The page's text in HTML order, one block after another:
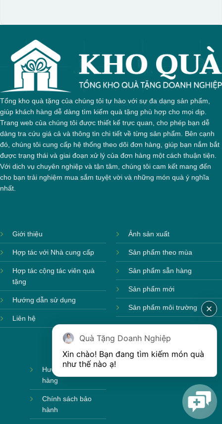
Tổng kho quà tặng của chúng tôi tự hào với sự đa dạng sản phẩm,
giúp khách hàng dễ dàng tìm kiếm quà tặng phù hợp cho mọi dịp.
Trang web của chúng tôi được thiết kế trực quan, cho phép bạn dễ
dàng tra cứu giá cả và thông tin chi tiết về từng sản phẩm. Bên cạnh
đó, chúng tôi cung cấp hệ thống theo dõi đơn hàng, giúp bạn nắm bắt
được trạng thái và giai đoạn xử lý của đơn hàng một cách thuận tiện.
Với dịch vụ chuyên nghiệp và tận tâm, chúng tôi cam kết mang đến
cho bạn trải nghiệm mua sắm tuyệt vời và những món quà ý nghĩa
nhất.
Giới thiệu
Hợp tác với Nhà cung cấp
Hợp tác cộng tác viên quà
tặng
Hướng dẫn sử dụng
Liên hệ
Ảnh sản xuất
Sản phẩm theo mùa
Sản phẩm sẵn hàng
Sản phẩm mới
Sản phẩm môi trường
Hướng dẫn mua
hàng
Chính sách bảo
hành
Quà Tặng Doanh Nghiệp
Xin chào! Bạn đang tìm kiếm món quà
như thế nào ạ!